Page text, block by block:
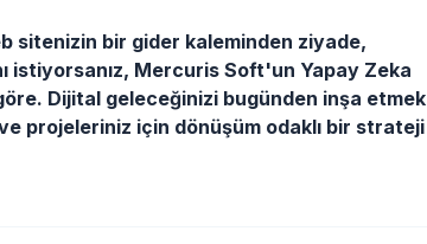
sitenizin bir gider kaleminden ziyade,
istiyorsanız, Mercuris Soft'un Yapay Zeka
Dijital geleceğinizi bugünden inşa etmek
projeleriniz için dönüşüm odaklı bir strateji